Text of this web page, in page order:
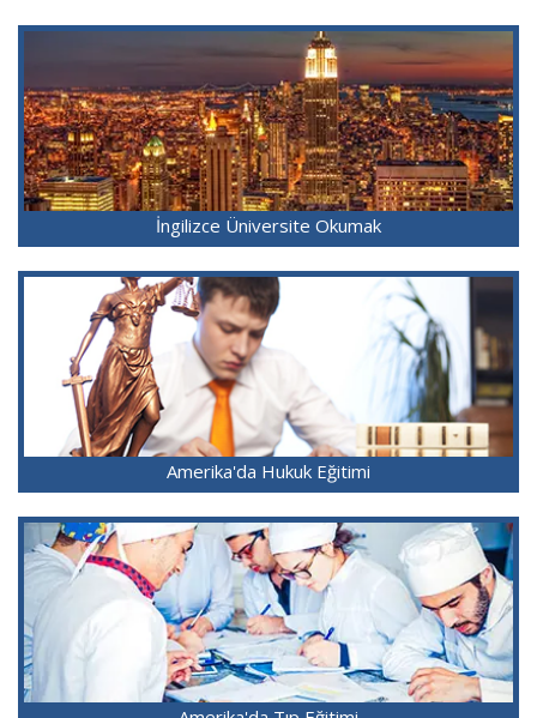
İngilizce Üniversite Okumak
Amerika'da Hukuk Eğitimi